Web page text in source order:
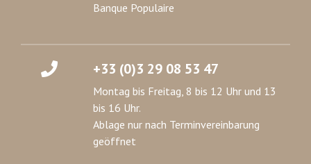
Banque Populaire
+33 (0)3 29 08 53 47
Montag bis Freitag, 8 bis 12 Uhr und 13
bis 16 Uhr.
Ablage nur nach Terminvereinbarung
geöffnet